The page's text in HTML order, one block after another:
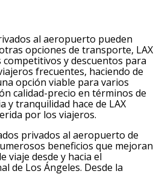
al aeropuerto pueden
opciones de transporte, LAX
y descuentos para
frecuentes, haciendo de
opción viable para varios
calidad-precio en términos de
y tranquilidad hace de LAX
por los viajeros.
privados al aeropuerto de
beneficios que mejoran
viaje desde y hacia el
de Los Ángeles. Desde la